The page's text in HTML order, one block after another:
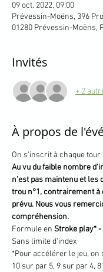
09 oct. 2022, 09:00
Prévessin-Moëns, 396
01280 Prévessin-Moëns,
Invités
+ 2
À propos de
On s'inscrit à chaque tour
Au vu du faible nombre
n'est pas maintenu et les
trou n°1, contrairement à
prévu. Nous vous
compréhension.
Formule en Stroke play* -
Sans limite d'index
*Pour accélérer le jeu, on
10 sur par 5, 9 sur par 4,